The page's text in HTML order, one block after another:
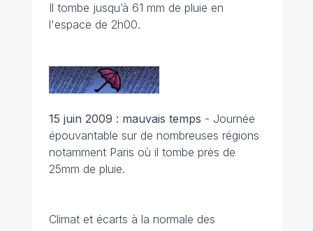
Il tombe jusqu’à 61 mm de pluie en
l'espace de 2h00.
15 juin 2009 : mauvais temps - Journée
épouvantable sur de nombreuses régions
notamment Paris où il tombe près de
25mm de pluie.
Climat et écarts à la normale des